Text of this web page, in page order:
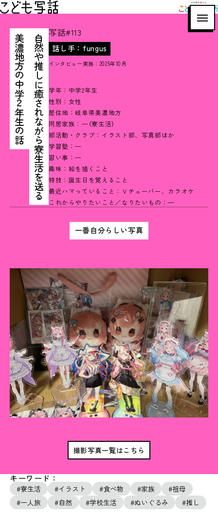
博報堂教育財団
自然や推しに癒されながら寮生活を送る
美濃地方の中学２年生の話
写話#113
話し手：fungus
インタビュー実施：2025年10月
学年：中学2年生
性別：女性
居住地：岐阜県美濃地方
同居家族：—（寮生活）
部活動・クラブ：イラスト部、写真部ほか
学習塾：—
習い事：—
趣味：絵を描くこと
特技：誕生日を覚えること
最近ハマっていること：Ｖチューバー、カラオケ
これからやりたいこと／なりたいもの：—
一番自分らしい写真
撮影写真一覧はこちら
キーワード：
寮生活 イラスト 食べ物 家族
祖母
一人旅
自然 学校生活 ぬいぐるみ 推し